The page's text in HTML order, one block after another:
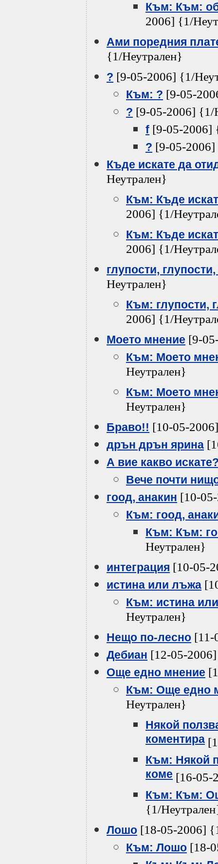
Към: Към:
2006] {1/
Ами поредния
{1/Неутрален}
? [9-05-2006] {1/
Към: ? [9-05-
? [9-05-2006] {1/
f [9-05-2006]
? [9-05-
Къде искате да
Неутрален}
Към: Къде
2006] {1/
Към: Къде
2006] {1/
глупости,
Неутрален}
Към: глупости,
2006] {1/
Моето мнение [9-
Към: Моето
Неутрален}
Към: Моето
Неутрален}
Браво!! [10-05-
дрън дрън ярина
А вие какво
Вече почти
гоод, анакин [10-
Към: гоод,
Към: Към:
Неутрален}
интеграция [10-05-
истина или лъжа
Към: истина
Неутрален}
Нещо по-лесно [11-
Дебиан [12-05-
Още едно мнение
Към: Още едно
Неутрален}
Някой
коментира
Към: Някой
коме [16-05-
Към: Към:
{1/
Лошо [18-05-2006]
Към: Лошо [18-